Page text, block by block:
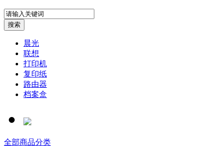
晨光
联想
打印机
复印纸
路由器
档案盒
全部商品分类